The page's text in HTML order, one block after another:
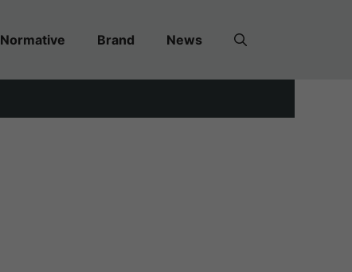
Normative Brand News